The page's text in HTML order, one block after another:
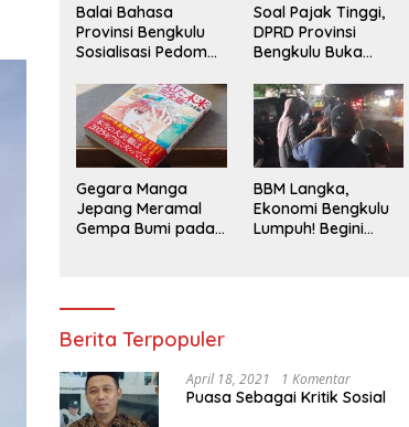
Balai Bahasa
Provinsi Bengkulu
Sosialisasi Pedoman
Penggunaan
Bahasa Indonesia
Soal Pajak Tinggi,
DPRD Provinsi
Bengkulu Buka
Pengaduan
Masyarakat
Gegara Manga
Jepang Meramal
Gempa Bumi pada
BBM Langka,
Ekonomi Bengkulu
Lumpuh! Begini
Berita Terpopuler
April 18, 2021 1 Komentar
Puasa Sebagai Kritik Sosial